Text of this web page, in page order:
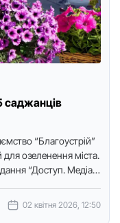
саджанців
“Благоустрій”
озеленення міста.
“Доступ. Медіа”
02 квітня 2026, 12:50